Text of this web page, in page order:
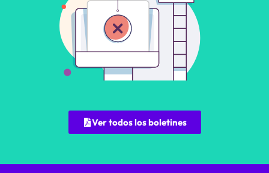
Ver todos los boletines